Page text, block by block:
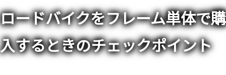
ロードバイクをフレーム単体で購
入するときのチェックポイント